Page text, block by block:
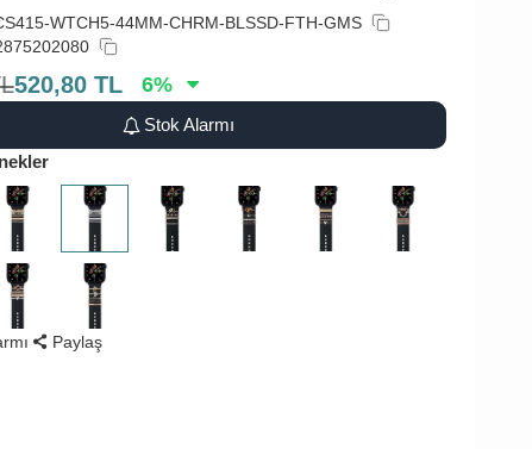
WTCH5-44MM-CHRM-BLSSD-FTH-GMS
520,80 TL 6%
Stok Alarmı
Paylaş